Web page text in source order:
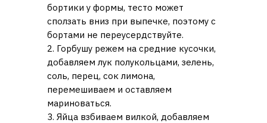
бортики у формы, тесто может
сползать вниз при выпечке, поэтому с
бортами не переусердствуйте.
2. Горбушу режем на средние кусочки,
добавляем лук полукольцами, зелень,
соль, перец, сок лимона,
перемешиваем и оставляем
мариноваться.
3. Яйца взбиваем вилкой, добавляем